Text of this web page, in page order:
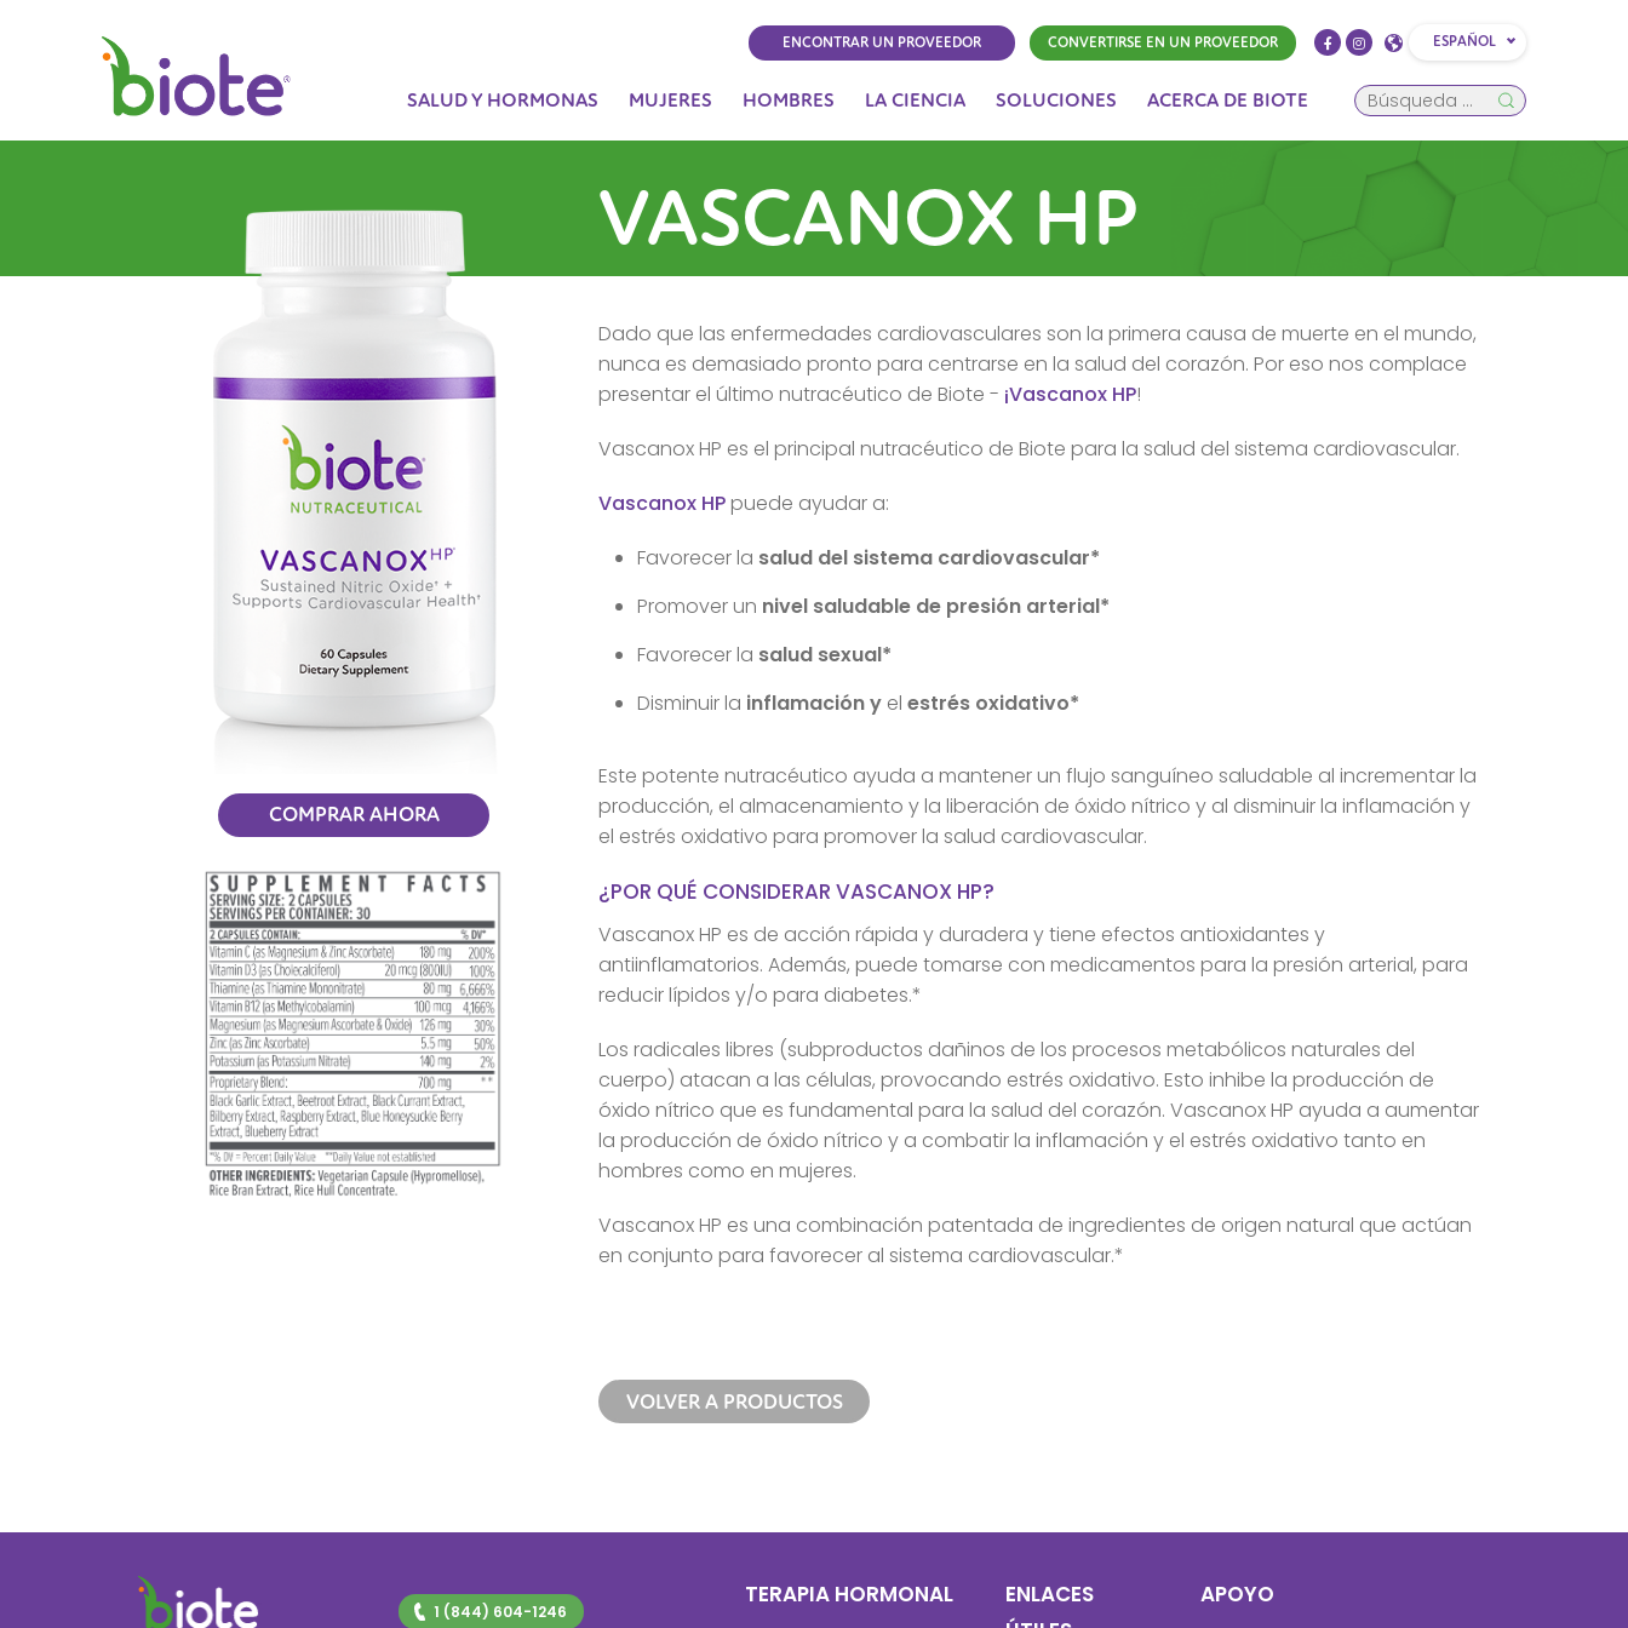
ENCONTRAR UN PROVEEDOR CONVERTIRSE EN UN PROVEEDOR ESPAÑOL
SALUD Y HORMONAS MUJERES HOMBRES LA CIENCIA SOLUCIONES ACERCA DE BIOTE
VASCANOX HP
COMPRAR AHORA
Dado que las enfermedades cardiovasculares son la primera causa de muerte en el mundo,
nunca es demasiado pronto para centrarse en la salud del corazón. Por eso nos complace
presentar el último nutracéutico de Biote - ¡Vascanox HP!
Vascanox HP es el principal nutracéutico de Biote para la salud del sistema cardiovascular.
Vascanox HP puede ayudar a:
Favorecer la salud del sistema cardiovascular*
Promover un nivel saludable de presión arterial*
Favorecer la salud sexual*
Disminuir la inflamación y el estrés oxidativo*
Este potente nutracéutico ayuda a mantener un flujo sanguíneo saludable al incrementar la
producción, el almacenamiento y la liberación de óxido nítrico y al disminuir la inflamación y
el estrés oxidativo para promover la salud cardiovascular.
¿POR QUÉ CONSIDERAR VASCANOX HP?
Vascanox HP es de acción rápida y duradera y tiene efectos antioxidantes y
antiinflamatorios. Además, puede tomarse con medicamentos para la presión arterial, para
reducir lípidos y/o para diabetes.*
Los radicales libres (subproductos dañinos de los procesos metabólicos naturales del
cuerpo) atacan a las células, provocando estrés oxidativo. Esto inhibe la producción de
óxido nítrico que es fundamental para la salud del corazón. Vascanox HP ayuda a aumentar
la producción de óxido nítrico y a combatir la inflamación y el estrés oxidativo tanto en
hombres como en mujeres.
Vascanox HP es una combinación patentada de ingredientes de origen natural que actúan
en conjunto para favorecer al sistema cardiovascular.*
VOLVER A PRODUCTOS
1 (844) 604-1246
TERAPIA HORMONAL
ENLACES
APOYO